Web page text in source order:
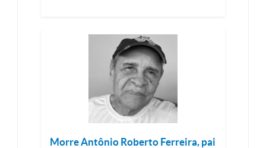
Morre Antônio Roberto Ferreira, pai